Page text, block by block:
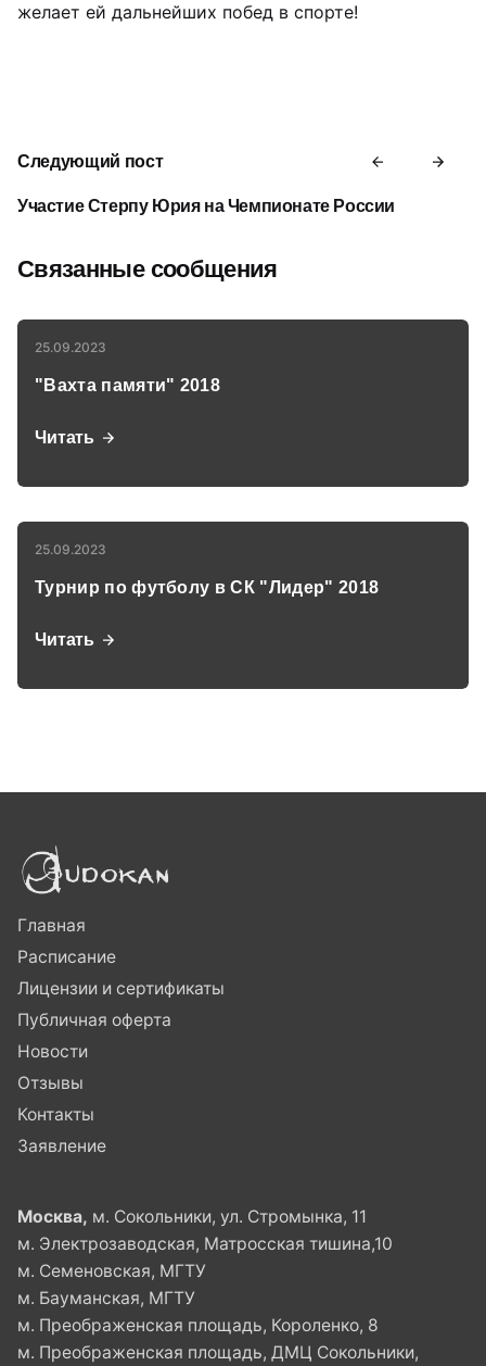
желает ей дальнейших побед в спорте!
Следующий пост
Участие Стерпу Юрия на Чемпионате России
Связанные сообщения
25.09.2023
"Вахта памяти" 2018
Читать
25.09.2023
Турнир по футболу в СК "Лидер" 2018
Читать
Главная
Расписание
Лицензии и сертификаты
Публичная оферта
Новости
Отзывы
Контакты
Заявление
Москва, м. Сокольники, ул. Стромынка, 11
м. Электрозаводская, Матросская тишина,10
м. Семеновская, МГТУ
м. Бауманская, МГТУ
м. Преображенская площадь, Короленко, 8
м. Преображенская площадь, ДМЦ Сокольники,